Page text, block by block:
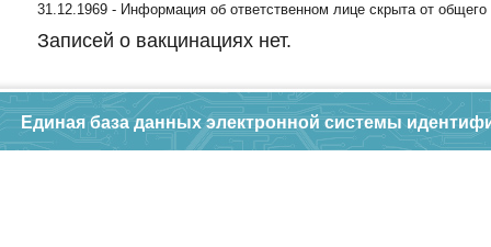
31.12.1969 - Информация об ответственном лице скрыта от общего
Записей о вакцинациях нет.
Единая база данных электронной системы